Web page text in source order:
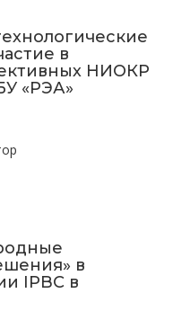
в
НИОКР
«РЭА»
в
IPBC в